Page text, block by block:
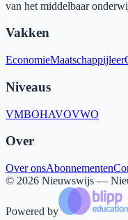
van het middelbaar
Vakken
EconomieMaatschappijleer
Niveaus
VMBOHAVOVWO
Over
Over onsAbonnementen
© 2026 Nieuwswijs —
Powered by